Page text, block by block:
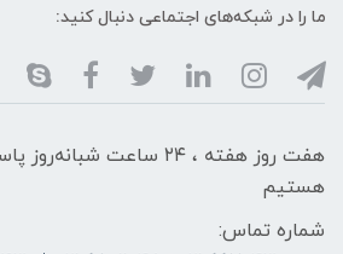
ما را در شبکه‌های اجتماعی دنبال کنید:
هفت روز هفته ، ۲۴ ساعت
هستیم
شماره تماس: